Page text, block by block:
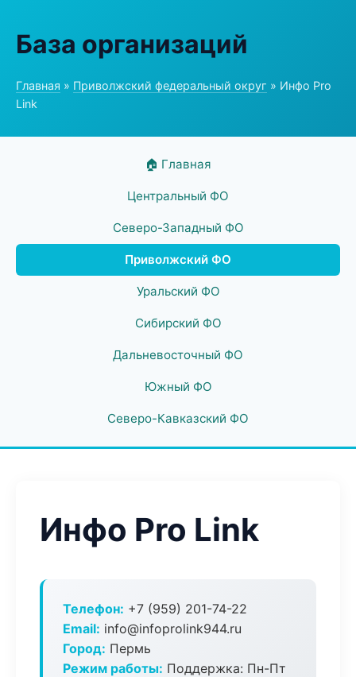
База организаций
Главная » Приволжский федеральный округ » Инфо Pro
Link
🏠 Главная
Центральный ФО
Северо-Западный ФО
Приволжский ФО
Уральский ФО
Сибирский ФО
Дальневосточный ФО
Южный ФО
Северо-Кавказский ФО
Инфо Pro Link
Телефон: +7 (959) 201-74-22
Email: info@infoprolink944.ru
Город: Пермь
Режим работы: Поддержка: Пн-Пт